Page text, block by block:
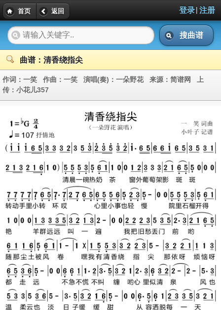
首页 返回 登录| 注册
搜曲谱
曲谱：清香绕指尖
作词： 一笑 作曲： 一笑 演唱(奏)： 一朵野花 来源： 简谱网 上
传： 小花儿357